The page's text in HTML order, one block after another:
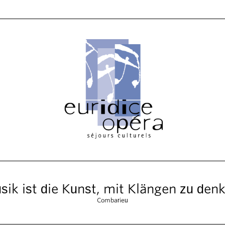
ist die Kunst, mit Klängen zu
Combarieu